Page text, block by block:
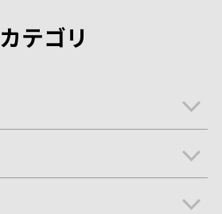
カテゴリ